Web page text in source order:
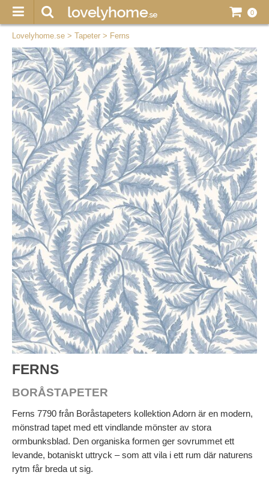
0
Lovelyhome.se > Tapeter > Ferns
FERNS
BORÅSTAPETER
Ferns 7790 från Boråstapeters kollektion Adorn är en modern,
mönstrad tapet med ett vindlande mönster av stora
ormbunksblad. Den organiska formen ger sovrummet ett
levande, botaniskt uttryck – som att vila i ett rum där naturens
rytm får breda ut sig.